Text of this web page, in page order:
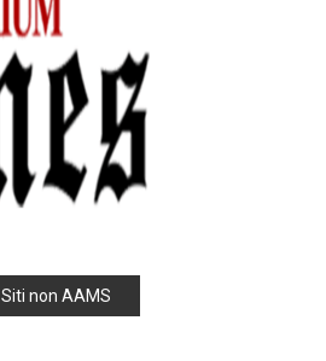
Siti non AAMS